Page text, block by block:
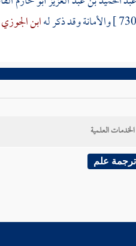
730 ] والأمانة وقد ذكر لهابن الجوزي
الخدمات العلمية
ترجمة علم